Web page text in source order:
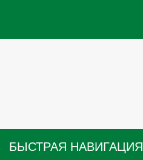
БЫСТРАЯ НАВИГАЦИЯ